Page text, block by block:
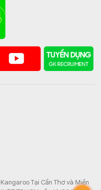
Tại Cần Thơ và Miền